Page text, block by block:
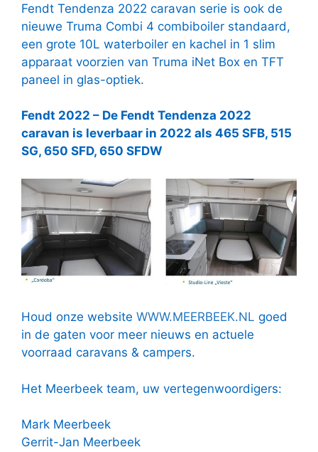
Fendt Tendenza 2022 caravan serie is ook de
nieuwe Truma Combi 4 combiboiler standaard,
een grote 10L waterboiler en kachel in 1 slim
apparaat voorzien van Truma iNet Box en TFT
paneel in glas-optiek.
Fendt 2022 – De Fendt Tendenza 2022
caravan is leverbaar in 2022 als 465 SFB, 515
SG, 650 SFD, 650 SFDW
Houd onze website WWW.MEERBEEK.NL goed
in de gaten voor meer nieuws en actuele
voorraad caravans & campers.
Het Meerbeek team, uw vertegenwoordigers:
Mark Meerbeek
Gerrit-Jan Meerbeek